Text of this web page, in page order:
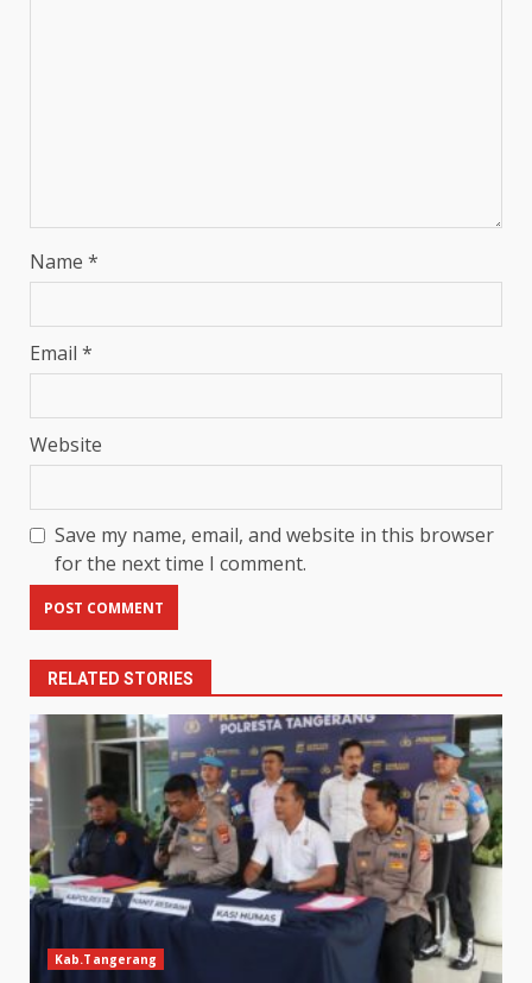
Name *
Email *
Website
Save my name, email, and website in this browser
for the next time I comment.
RELATED STORIES
Kab.Tangerang